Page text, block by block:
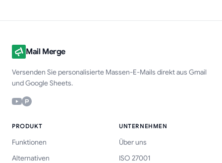
Mail Merge
Versenden Sie personalisierte Massen-E-Mails direkt aus Gmail
und Google Sheets.
PRODUKT
Funktionen
Alternativen
UNTERNEHMEN
Über uns
ISO 27001